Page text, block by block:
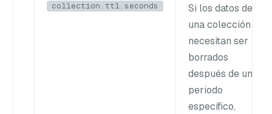
collection.ttl.seconds
Si los datos de
una colección
necesitan ser
borrados
después de un
periodo
específico,